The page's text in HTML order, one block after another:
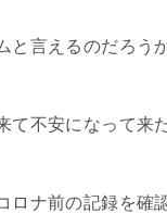
と言えるのだろう
て不安になって来た
ロナ前の記録を確